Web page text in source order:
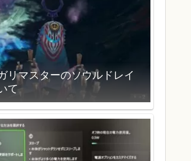
リマスターのソウルドレイ
て